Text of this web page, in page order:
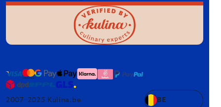
2007–2025 Kulina.be BE